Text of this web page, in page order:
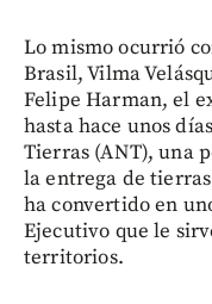
Lo mismo ocurrió
Brasil, Vilma
Felipe Harman, el
hasta hace unos
Tierras (ANT), una
la entrega de
ha convertido en
Ejecutivo que le
territorios.